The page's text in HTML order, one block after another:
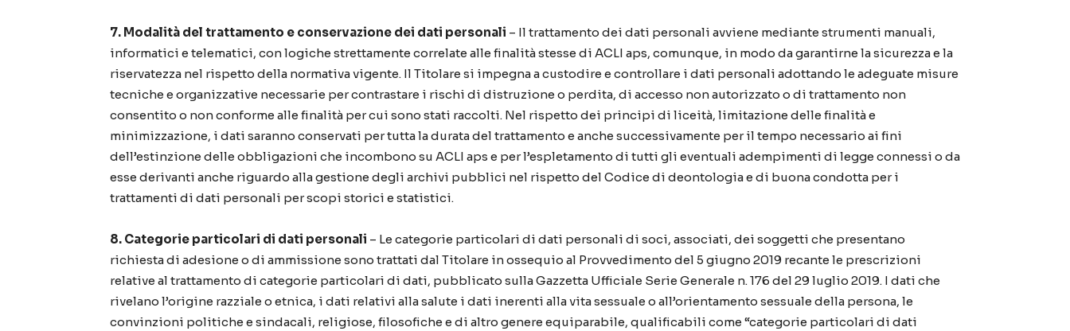
7. Modalità del trattamento e conservazione dei dati personali – Il trattamento dei dati personali avviene mediante strumenti manuali,
informatici e telematici, con logiche strettamente correlate alle finalità stesse di ACLI aps, comunque, in modo da garantirne la sicurezza e la
riservatezza nel rispetto della normativa vigente. Il Titolare si impegna a custodire e controllare i dati personali adottando le adeguate misure
tecniche e organizzative necessarie per contrastare i rischi di distruzione o perdita, di accesso non autorizzato o di trattamento non
consentito o non conforme alle finalità per cui sono stati raccolti. Nel rispetto dei principi di liceità, limitazione delle finalità e
minimizzazione, i dati saranno conservati per tutta la durata del trattamento e anche successivamente per il tempo necessario ai fini
dell’estinzione delle obbligazioni che incombono su ACLI aps e per l’espletamento di tutti gli eventuali adempimenti di legge connessi o da
esse derivanti anche riguardo alla gestione degli archivi pubblici nel rispetto del Codice di deontologia e di buona condotta per i
trattamenti di dati personali per scopi storici e statistici.
8. Categorie particolari di dati personali – Le categorie particolari di dati personali di soci, associati, dei soggetti che presentano
richiesta di adesione o di ammissione sono trattati dal Titolare in ossequio al Provvedimento del 5 giugno 2019 recante le prescrizioni
relative al trattamento di categorie particolari di dati, pubblicato sulla Gazzetta Ufficiale Serie Generale n. 176 del 29 luglio 2019. I dati che
rivelano l’origine razziale o etnica, i dati relativi alla salute i dati inerenti alla vita sessuale o all’orientamento sessuale della persona, le
convinzioni politiche e sindacali, religiose, filosofiche e di altro genere equiparabile, qualificabili come “categorie particolari di dati